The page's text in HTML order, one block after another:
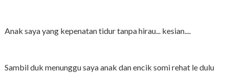
Anak saya yang kepenatan tidur tanpa hirau... kesian....
Sambil duk menunggu saya anak dan encik somi rehat le dulu